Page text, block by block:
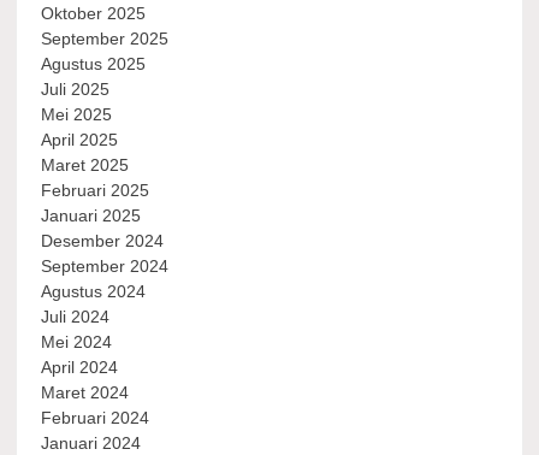
Oktober 2025
September 2025
Agustus 2025
Juli 2025
Mei 2025
April 2025
Maret 2025
Februari 2025
Januari 2025
Desember 2024
September 2024
Agustus 2024
Juli 2024
Mei 2024
April 2024
Maret 2024
Februari 2024
Januari 2024